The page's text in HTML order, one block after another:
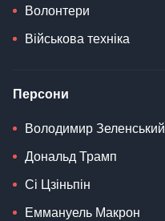
Волонтери
Військова техніка
Персони
Володимир Зеленський
Дональд Трамп
Сі Цзіньпін
Еммануель Макрон